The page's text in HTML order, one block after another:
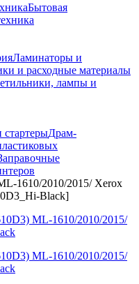
Бытовая
Ламинаторы и
и расходные материалы
лампы и
стартерыДрам-
1610/2010/2015/ Xerox
Black]